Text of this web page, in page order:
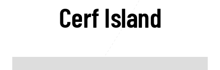
Cerf Island